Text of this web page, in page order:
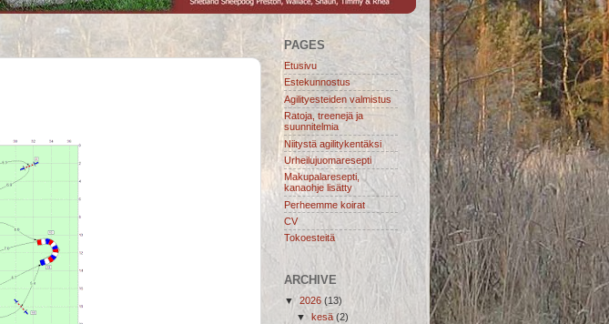
PAGES
Etusivu
Estekunnostus
Agilityesteiden valmistus
Ratoja, treenejä ja
suunnitelmia
Niitystä agilitykentäksi
Urheilujuomaresepti
Makupalaresepti,
kanaohje lisätty
Perheemme koirat
CV
Tokoesteitä
ARCHIVE
▼ 2026 (13)
▼ kesä(2)